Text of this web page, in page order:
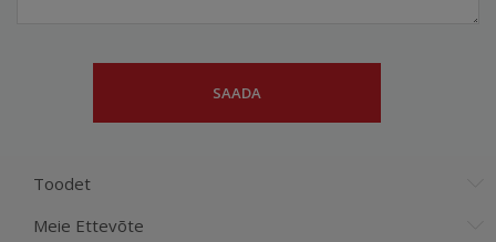
Toodet
Meie Ettevõte